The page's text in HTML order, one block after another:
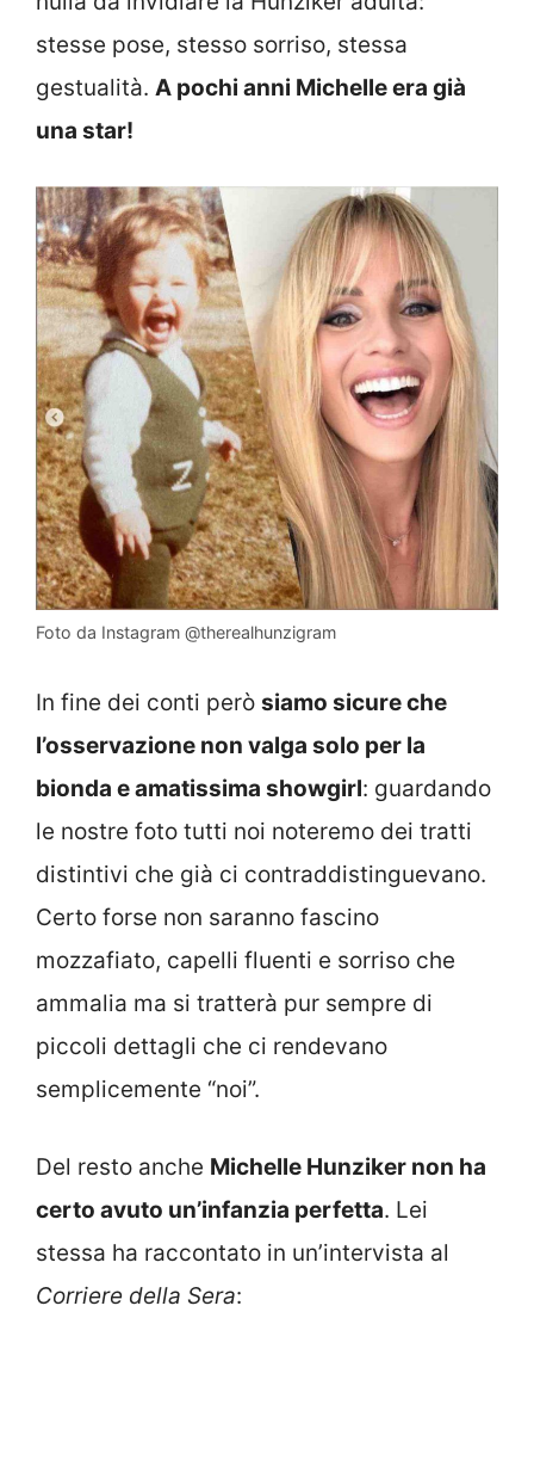
stesse pose, stesso sorriso, stessa
gestualità. A pochi anni Michelle era già
una star!
Foto da Instagram @therealhunzigram
In fine dei conti però siamo sicure che
l’osservazione non valga solo per la
bionda e amatissima showgirl: guardando
le nostre foto tutti noi noteremo dei tratti
distintivi che già ci contraddistinguevano.
Certo forse non saranno fascino
mozzafiato, capelli fluenti e sorriso che
ammalia ma si tratterà pur sempre di
piccoli dettagli che ci rendevano
semplicemente “noi”.
Del resto anche Michelle Hunziker non ha
certo avuto un’infanzia perfetta. Lei
stessa ha raccontato in un’intervista al
Corriere della Sera: